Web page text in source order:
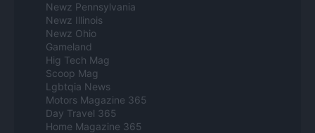
Newz Pennsylvania
Newz Illinois
Newz Ohio
Gameland
Hig Tech Mag
Scoop Mag
Lgbtqia News
Motors Magazine 365
Day Travel 365
Home Magazine 365